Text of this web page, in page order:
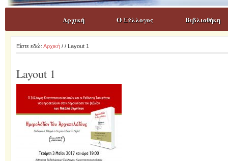
Αρχική Ο Σύλλογος Βιβλιοθήκη
Είστε εδώ: Αρχική/ / Layout 1
Layout 1